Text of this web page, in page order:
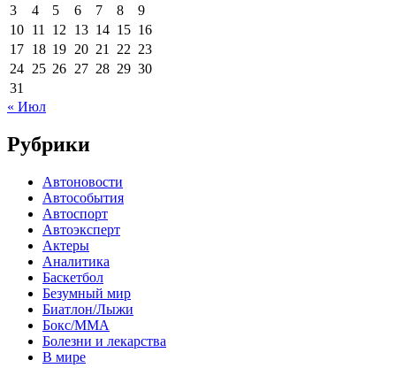
3
4 5 6 7 8
9
10 11 12 13 14 15 16
17 18 19 20 21 22 23
24 25 26 27 28 29 30
31
« Июл
Рубрики
Автоновости
Автособытия
Автоспорт
Автоэксперт
Актеры
Аналитика
Баскетбол
Безумный мир
Биатлон/Лыжи
Бокс/MMA
Болезни и лекарства
В мире